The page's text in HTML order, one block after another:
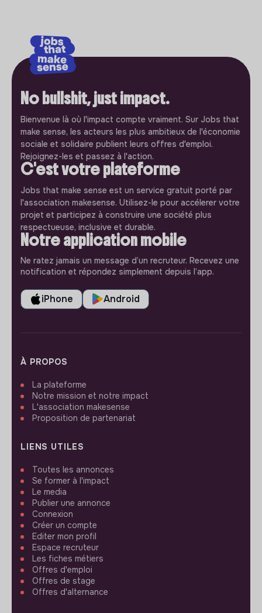
No bullshit, just impact.
Bienvenue là où l'impact compte vraiment. Sur Jobs that
make sense, les acteurs les plus ambitieux de l'économie
sociale et solidaire publient leurs offres d'emploi.
Rejoignez-les et passez à l'action.
C'est votre plateforme
Jobs that make sense est un service gratuit porté par
l'association makesense. Utilisez-le pour accélerer votre
projet et participez à construire une société plus
respectueuse, inclusive et durable.
Notre application mobile
Ne ratez jamais un message d’un recruteur. Recevez une
notification et répondez simplement depuis l’app.
iPhone Android
À PROPOS
La plateforme
Notre mission et notre impact
L'association makesense
Proposition de partenariat
LIENS UTILES
Toutes les annonces
Se former à l'impact
Le media
Publier une annonce
Connexion
Créer un compte
Editer mon profil
Espace recruteur
Les fiches métiers
Offres d'emploi
Offres de stage
Offres d'alternance